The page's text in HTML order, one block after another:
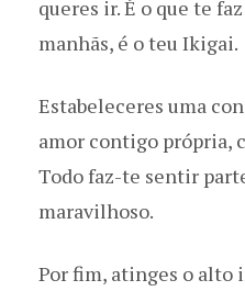
queres ir. É o que te
manhãs, é o teu Ikigai.
Estabeleceres uma
amor contigo própria,
Todo faz-te sentir
maravilhoso.
Por fim, atinges o alto